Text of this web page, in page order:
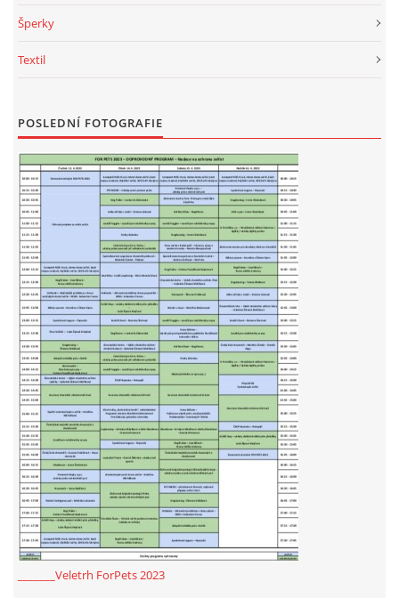
Šperky
Textil
POSLEDNÍ FOTOGRAFIE
_______Veletrh ForPets 2023